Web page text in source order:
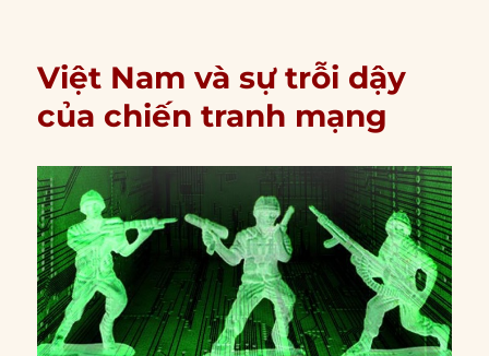
Việt Nam và sự trỗi dậy
của chiến tranh mạng